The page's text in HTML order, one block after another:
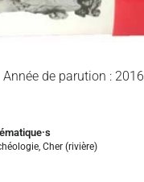
Année de parution : 2016
,Cher (rivière)